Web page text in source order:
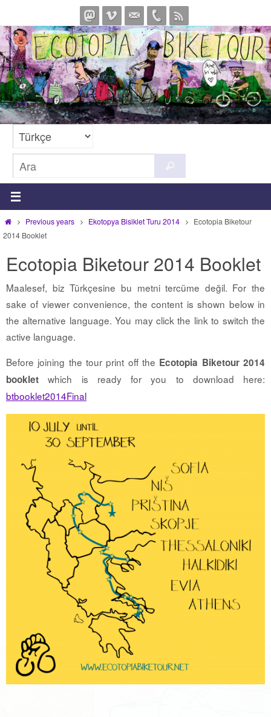
geç
for:
HomePrevious years Ekotopya Bisiklet Turu 2014
Ecotopia Biketour
2014 Booklet
Ecotopia Biketour 2014 Booklet
Maalesef, biz Türkçesine bu metni tercüme değil. For the
sake of viewer convenience, the content is shown below in
the alternative language. You may click the link to switch the
active language.
Before joining the tour print off the Ecotopia Biketour 2014
booklet which is ready for you to download here:
btbooklet2014Final